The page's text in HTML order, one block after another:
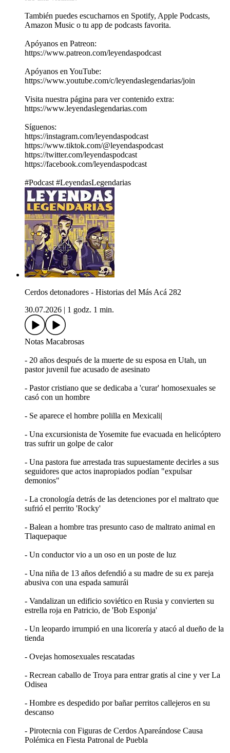
También puedes escucharnos en Spotify, Apple Podcasts,
Amazon Music o tu app de podcasts favorita.
Apóyanos en Patreon:
https://www.patreon.com/leyendaspodcast
Apóyanos en YouTube:
https://www.youtube.com/c/leyendaslegendarias/join
Visita nuestra página para ver contenido extra:
https://www.leyendaslegendarias.com
Síguenos:
https://instagram.com/leyendaspodcast
https://www.tiktok.com/@leyendaspodcast
https://twitter.com/leyendaspodcast
https://facebook.com/leyendaspodcast
#Podcast #LeyendasLegendarias
Cerdos detonadores - Historias del Más Acá 282
30.07.2026
1 godz. 1 min.
Notas Macabrosas
- 20 años después de la muerte de su esposa en Utah, un
pastor juvenil fue acusado de asesinato
- Pastor cristiano que se dedicaba a 'curar' homosexuales se
casó con un hombre
- Se aparece el hombre polilla en Mexicali|
- Una excursionista de Yosemite fue evacuada en helicóptero
tras sufrir un golpe de calor
- Una pastora fue arrestada tras supuestamente decirles a sus
seguidores que actos inapropiados podían "expulsar
demonios"
- La cronología detrás de las detenciones por el maltrato que
sufrió el perrito 'Rocky'
- Balean a hombre tras presunto caso de maltrato animal en
Tlaquepaque
- Un conductor vio a un oso en un poste de luz
- Una niña de 13 años defendió a su madre de su ex pareja
abusiva con una espada samurái
- Vandalizan un edificio soviético en Rusia y convierten su
estrella roja en Patricio, de 'Bob Esponja'
- Un leopardo irrumpió en una licorería y atacó al dueño de la
tienda
- Ovejas homosexuales rescatadas
- Recrean caballo de Troya para entrar gratis al cine y ver La
Odisea
- Hombre es despedido por bañar perritos callejeros en su
descanso
- Pirotecnia con Figuras de Cerdos Apareándose Causa
Polémica en Fiesta Patronal de Puebla